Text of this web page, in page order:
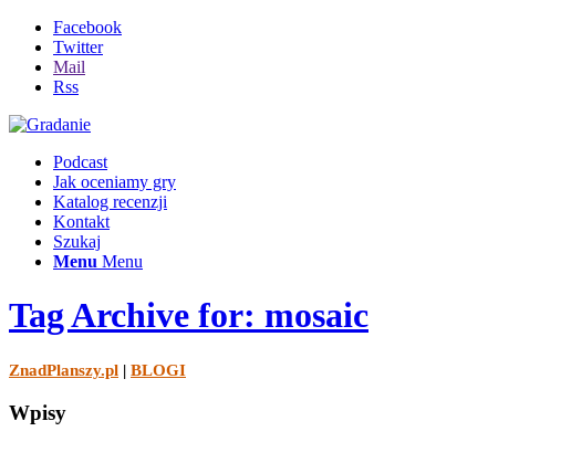
Facebook
Twitter
Mail
Rss
Podcast
Jak oceniamy gry
Katalog recenzji
Kontakt
Szukaj
Menu Menu
Tag Archive for: mosaic
ZnadPlanszy.pl | BLOGI
Wpisy